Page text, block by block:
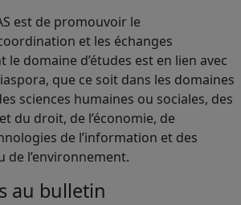
est de promouvoir le
et les échanges
le domaine d’études est en lien avec
que ce soit dans les domaines
sciences humaines ou sociales, des
du droit, de l’économie, de
de l’information et des
de l’environnement.
au bulletin